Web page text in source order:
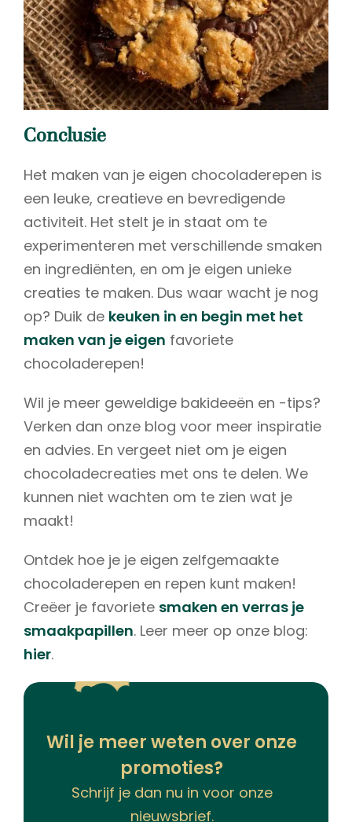
Conclusie
Het maken van je eigen chocoladerepen is
een leuke, creatieve en bevredigende
activiteit. Het stelt je in staat om te
experimenteren met verschillende smaken
en ingrediënten, en om je eigen unieke
creaties te maken. Dus waar wacht je nog
op? Duik de keuken in en begin met het
maken van je eigen favoriete
chocoladerepen!
Wil je meer geweldige bakideeën en -tips?
Verken dan onze blog voor meer inspiratie
en advies. En vergeet niet om je eigen
chocoladecreaties met ons te delen. We
kunnen niet wachten om te zien wat je
maakt!
Ontdek hoe je je eigen zelfgemaakte
chocoladerepen en repen kunt maken!
Creëer je favoriete smaken en verras je
smaakpapillen. Leer meer op onze blog:
hier.
Wil je meer weten over onze
promoties?
Schrijf je dan nu in voor onze
nieuwsbrief.